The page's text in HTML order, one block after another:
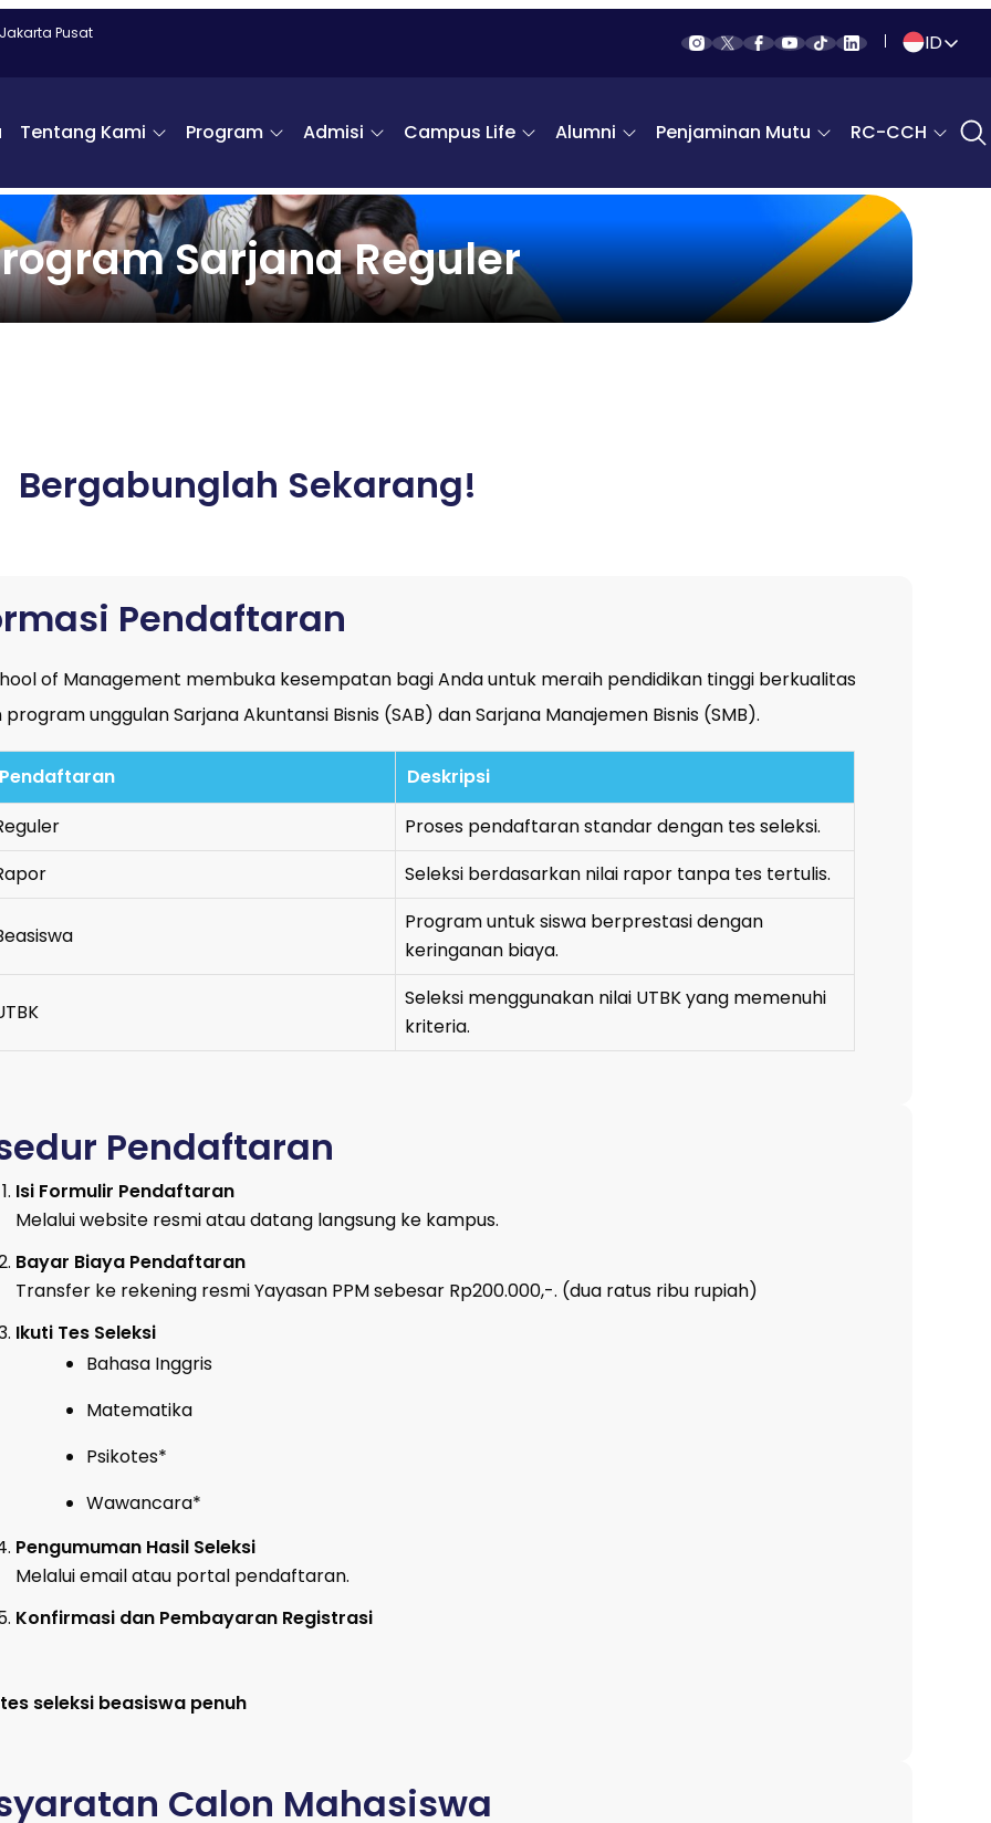
Pusat ID
Tentang Kami Program Admisi Campus Life Alumni Penjaminan Mutu RC-CCH
Sarjana Reguler
Bergabunglah Sekarang!
Pendaftaran
of Management membuka kesempatan bagi Anda untuk meraih pendidikan tinggi berkualitas
unggulan Sarjana Akuntansi Bisnis (SAB) dan Sarjana Manajemen Bisnis (SMB).
Deskripsi
Proses pendaftaran standar dengan tes seleksi.
Seleksi berdasarkan nilai rapor tanpa tes tertulis.
Program untuk siswa berprestasi dengan
keringanan biaya.
Seleksi menggunakan nilai UTBK yang memenuhi
kriteria.
Pendaftaran
Isi Formulir Pendaftaran
Melalui website resmi atau datang langsung ke kampus.
Bayar Biaya Pendaftaran
Transfer ke rekening resmi Yayasan PPM sebesar Rp200.000,-. (dua ratus ribu rupiah)
Ikuti Tes Seleksi
Bahasa Inggris
Matematika
Psikotes*
Wawancara*
Pengumuman Hasil Seleksi
Melalui email atau portal pendaftaran.
Konfirmasi dan Pembayaran Registrasi
seleksi beasiswa penuh
Calon Mahasiswa